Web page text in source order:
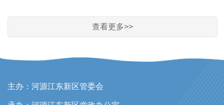
查看更多>>
主办：河源江东新区管委会